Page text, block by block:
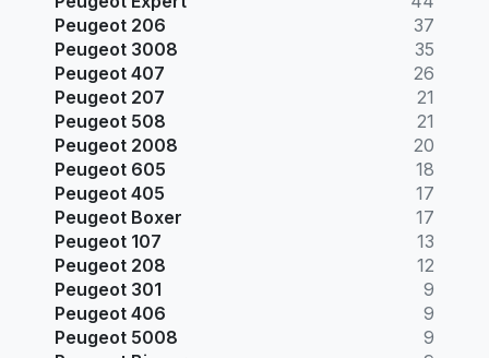
Peugeot 206
37
Peugeot 3008
35
Peugeot 407
26
Peugeot 207
21
Peugeot 508
21
Peugeot 2008
20
Peugeot 605
18
Peugeot 405
17
Peugeot Boxer
17
Peugeot 107
13
Peugeot 208
12
Peugeot 301
9
Peugeot 406
9
Peugeot 5008
9